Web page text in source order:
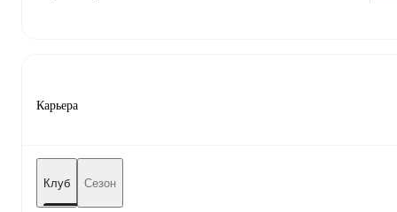
Карьера
Клуб Сезон